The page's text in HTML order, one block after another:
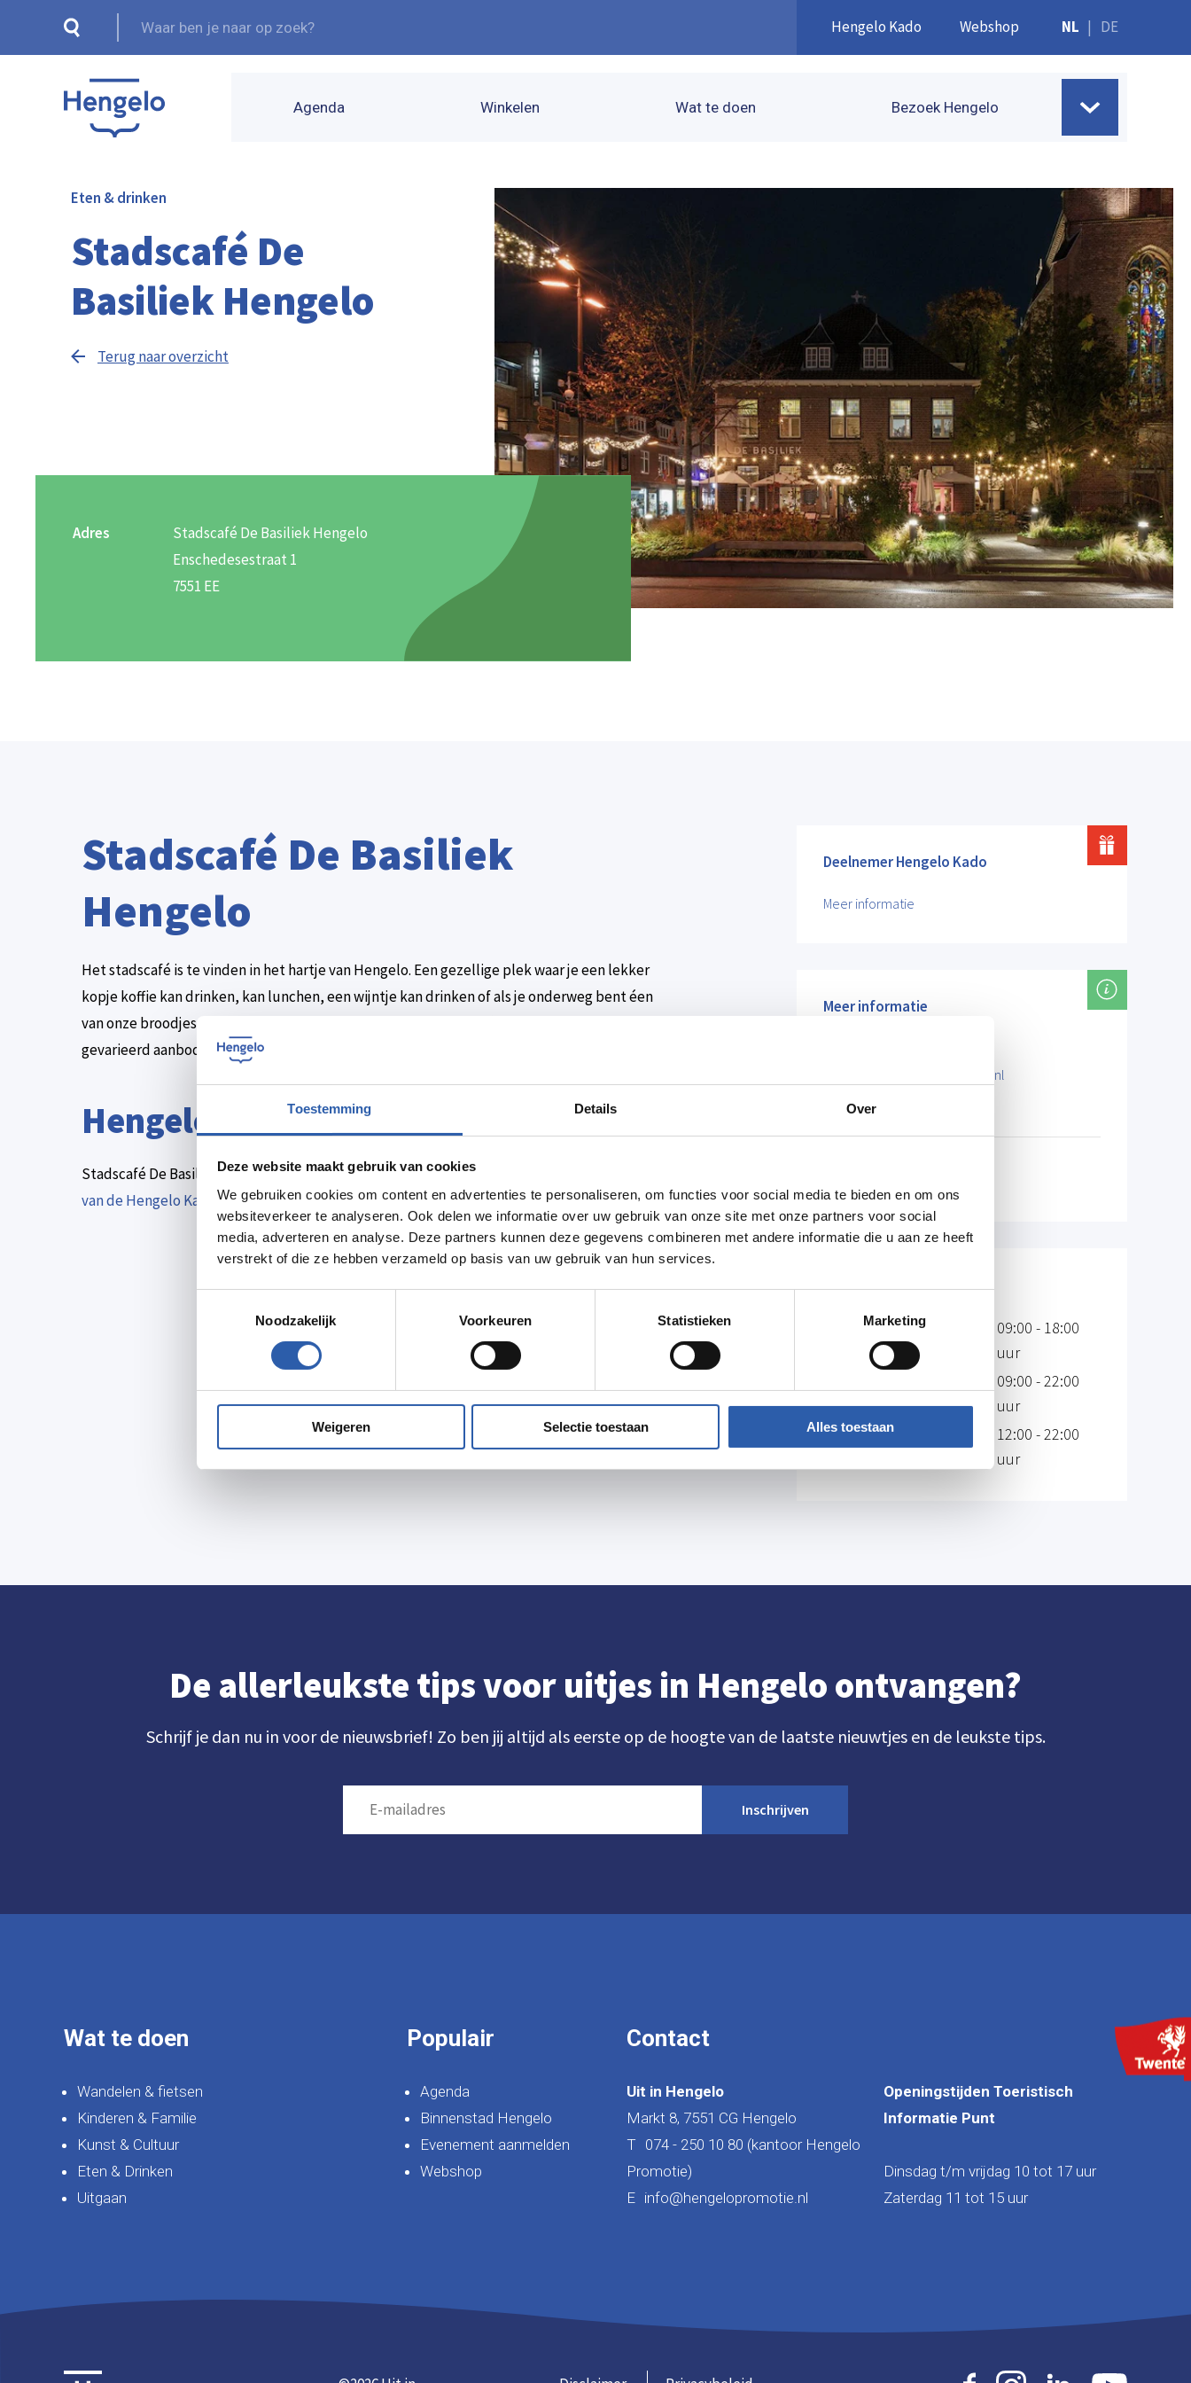
Toestemming Details Over
Deze website maakt gebruik van cookies
We gebruiken cookies om content en advertenties te personaliseren, om functies voor social media te bieden en om ons
websiteverkeer te analyseren. Ook delen we informatie over uw gebruik van onze site met onze partners voor social
media, adverteren en analyse. Deze partners kunnen deze gegevens combineren met andere informatie die u aan ze heeft
verstrekt of die ze hebben verzameld op basis van uw gebruik van hun services.
Noodzakelijk
Voorkeuren Statistieken Marketing
Weigeren Selectie toestaan Alles toestaan
Hengelo Kado Webshop NL | DE
Agenda Winkelen Wat te doen Bezoek Hengelo
Eten & drinken
Stadscafé De
Basiliek Hengelo
Terug naar overzicht
Adres
Stadscafé De Basiliek Hengelo
Enschedesestraat 1
7551 EE
Stadscafé De Basiliek
Hengelo
Het stadscafé is te vinden in het hartje van Hengelo. Een gezellige plek waar je een lekker
kopje koffie kan drinken, kan lunchen, een wijntje kan drinken of als je onderweg bent éen
van onze broodjes of drankjes kan halen in de to-go. Bij Stadscafé De Basiliek vindt je een
gevarieerd aanbod aan lunch- en dinergerechten, hapjes, en borrelplanken.
Hengelo Kadokaart
Stadscafé De Basiliek is deelnemer van de Hengelo Kadokaart.
van de Hengelo Kadokaart.
Deelnemer Hengelo Kado
Meer informatie
Meer informatie
info@debasiliekhengelo.nl
074 35 798 81
Openingstijden
Dinsdag & woensdag
09:00 - 18:00
uur
zaterdag
09:00 - 22:00
uur
Zondag
12:00 - 22:00
uur
De allerleukste tips voor uitjes in Hengelo ontvangen?
Schrijf je dan nu in voor de nieuwsbrief! Zo ben jij altijd als eerste op de hoogte van de laatste nieuwtjes en de leukste tips.
Inschrijven
Wat te doen
Wandelen & fietsen
Kinderen & Familie
Kunst & Cultuur
Eten & Drinken
Uitgaan
Populair
Agenda
Binnenstad Hengelo
Evenement aanmelden
Webshop
Contact
Uit in Hengelo
Markt 8, 7551 CG Hengelo
T 074 - 250 10 80 (kantoor Hengelo
Promotie)
E info@hengelopromotie.nl
Openingstijden Toeristisch
Informatie Punt
Dinsdag t/m vrijdag 10 tot 17 uur
Zaterdag 11 tot 15 uur